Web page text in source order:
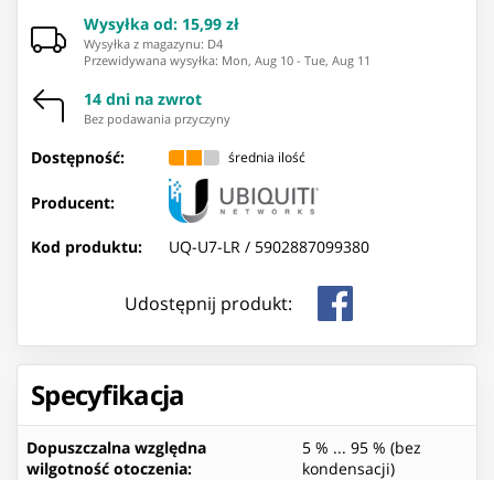
Wysyłka od: 15,99 zł
Wysyłka z magazynu: ⁨D4⁩
Przewidywana wysyłka: Mon, Aug 10 - Tue, Aug 11
14 dni na zwrot
Bez podawania przyczyny
Dostępność: średnia ilość
Producent:
Kod produktu: UQ-U7-LR / 5902887099380
Udostępnij produkt:
Specyfikacja
Dopuszczalna względna
wilgotność otoczenia:
5 % ... 95 % (bez
kondensacji)